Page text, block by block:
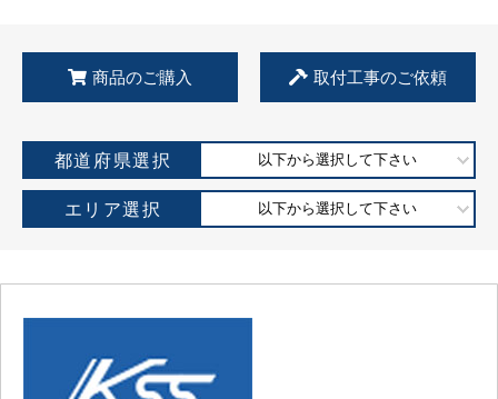
商品のご購入 取付工事のご依頼
都道府県選択 以下から選択して下さい
エリア選択 以下から選択して下さい